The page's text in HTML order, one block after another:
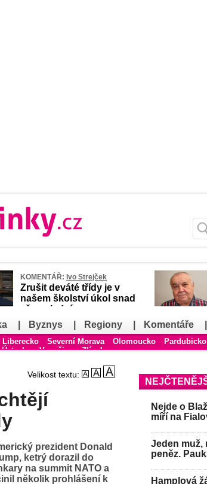
KOMENTÁŘ: Ivo Strejček
Zrušit deváté třídy je v
našem školství úkol snad
až poslední
Byznys Regiony Komentáře
Liberecko Severní Morava Olomoucko Pardubicko
Ústecko
Vysočina Zlínsko
Velikost textu:
prezident Donald
ketrý dorazil do
na summit NATO a
několik prohlášení k
Nejde o
míří na
Jeden muž,
peněz.
Hamplová